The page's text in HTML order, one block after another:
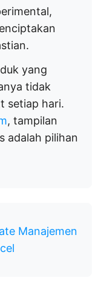
yang
tidak
setiap hari.
, tampilan
adalah pilihan
Manajemen